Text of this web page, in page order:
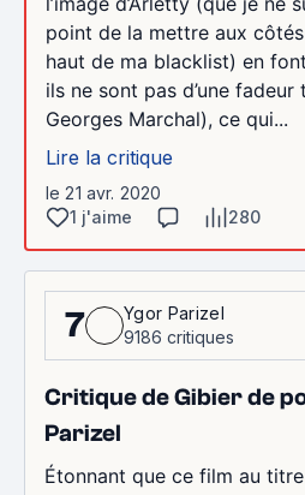
point de la mettre aux
haut de ma blacklist) en
ils ne sont pas d’une
Georges Marchal), ce qui...
Lire la critique
le 21 avr. 2020
1 j'aime
280
7
Ygor Parizel
9186 critiques
Critique de Gibier de
Parizel
Étonnant que ce film au